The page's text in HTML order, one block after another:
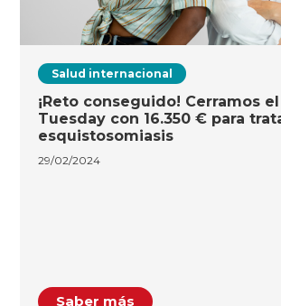
Salud internacional
¡Reto conseguido! Cerramos
Tuesday con 16.350 € para
esquistosomiasis
29/02/2024
Saber más